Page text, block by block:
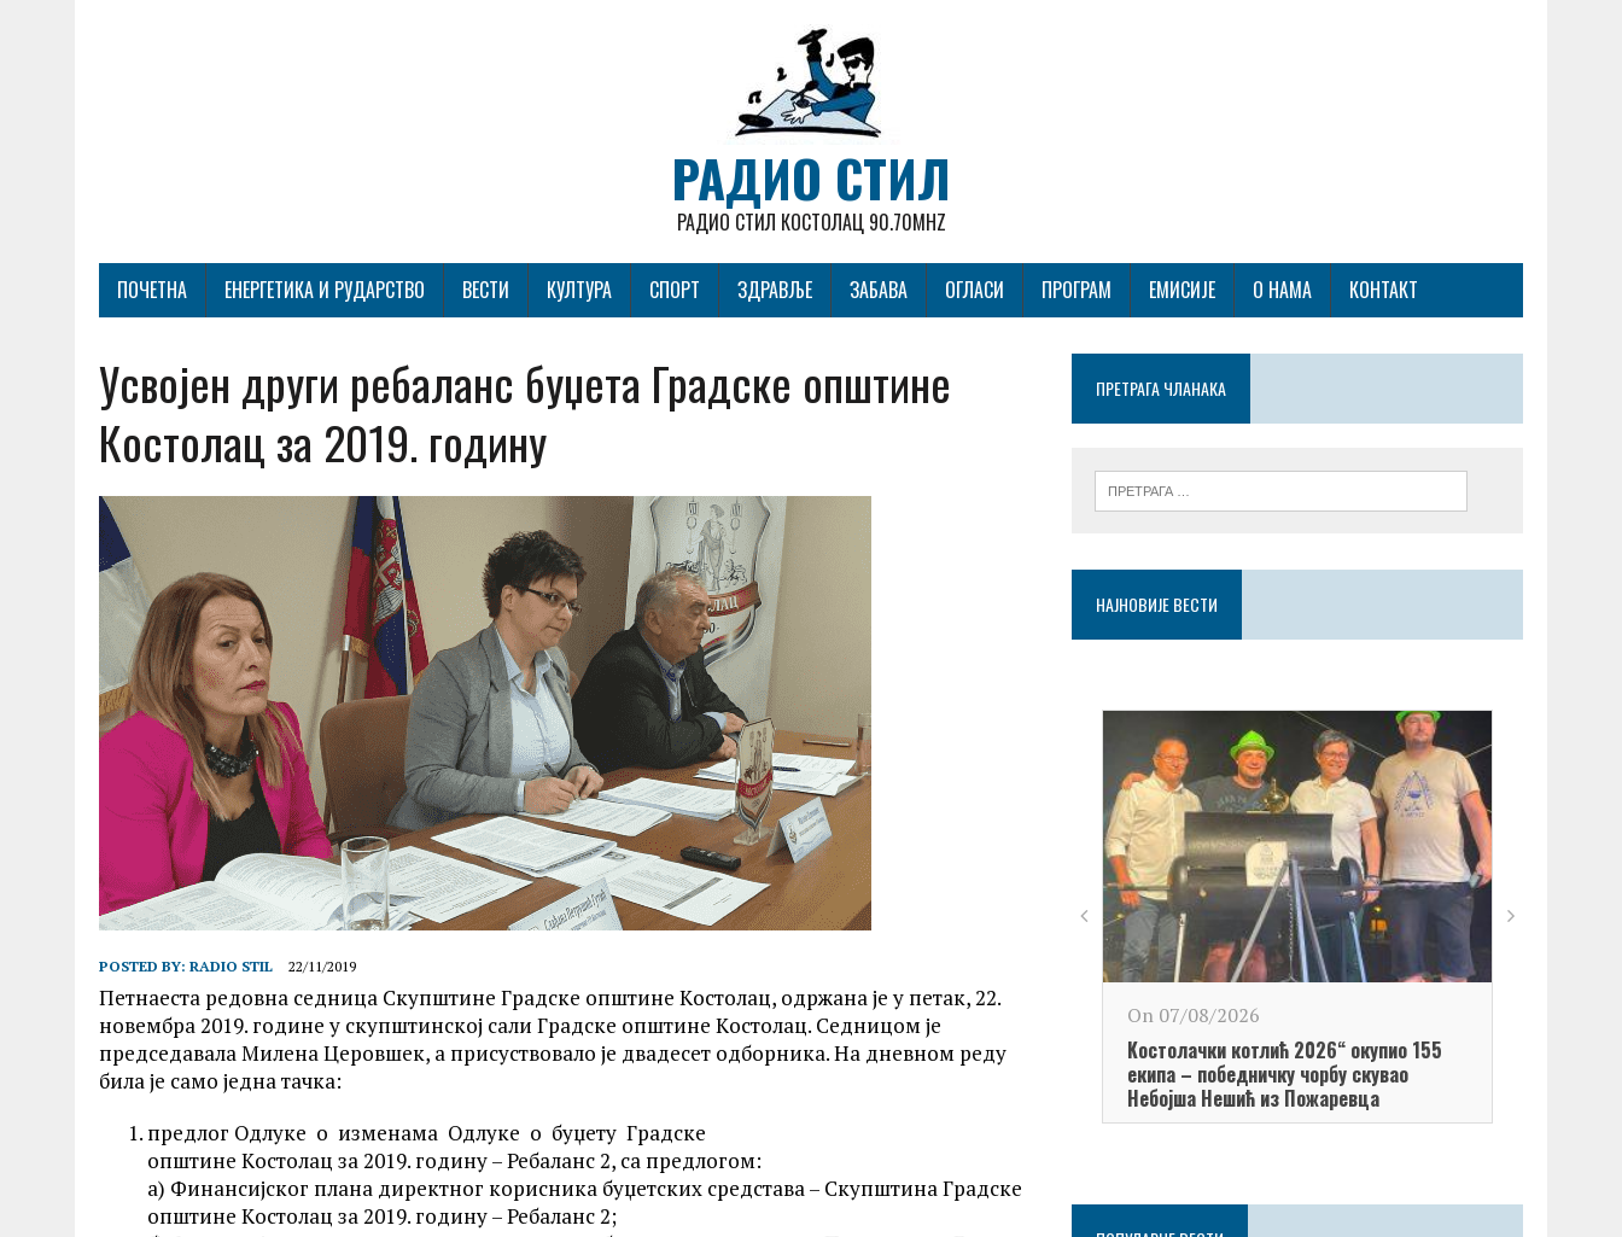
РАДИО СТИЛ
РАДИО СТИЛ КОСТОЛАЦ 90.70MHZ
ПОЧЕТНА ЕНЕРГЕТИКА И РУДАРСТВО ВЕСТИ КУЛТУРА СПОРТ ЗДРАВЉЕ ЗАБАВА ОГЛАСИ ПРОГРАМ ЕМИСИЈЕ О НАМА КОНТАКТ
Усвојен други ребаланс буџета Градске општине
Костолац за 2019. годину
POSTED BY: RADIO STIL 22/11/2019
Петнаеста редовна седница Скупштине Градске општине Kостолац, одржана је у петак, 22.
новембра 2019. године у скупштинској сали Градске општине Kостолац. Седницом је
председавала Милена Церовшек, а присуствовало је двадесет одборника. На дневном реду
била је само једна тачка:
предлог Одлуке о изменама Одлуке о буџету Градске
општине Kостолац за 2019. годину – Ребаланс 2, са предлогом:
а) Финансијског плана директног корисника буџетских средстава – Скупштина Градске
општине Kостолац за 2019. годину – Ребаланс 2;
ПРЕТРАГА ЧЛАНАКА
НАЈНОВИЈЕ ВЕСТИ
On 07/08/2026
Kостолачки котлић 2026“ окупио 155
екипа – победничку чорбу скувао
Небојша Нешић из Пожаревца